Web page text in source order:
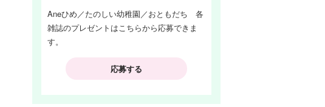
Aneひめ／たのしい幼稚園／おともだち 各
雑誌のプレゼントはこちらから応募できま
す。
応募する